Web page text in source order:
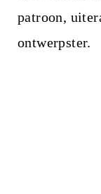
patroon,
ontwerpster.